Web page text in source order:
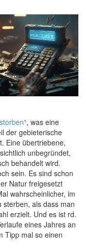
¹, was eine
der gebieterische
Eine übertriebene,
unbegründet,
behandelt wird.
sein. Es sind schon
Natur freigesetzt
wahrscheinlicher, im
sterben, als dass man
erzielt. Und es ist rd.
eines Jahres an
Tipp mal so einen